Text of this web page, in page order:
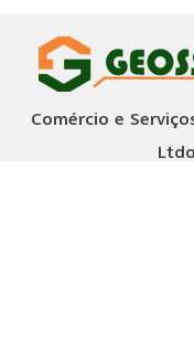
Comércio e
Ltda